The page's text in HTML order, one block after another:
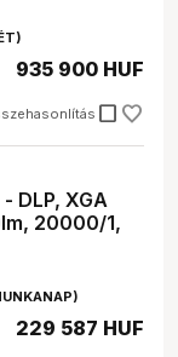
check_box_outline_blank
935 900 HUF
DLP, XGA
20000/1,
229 587 HUF